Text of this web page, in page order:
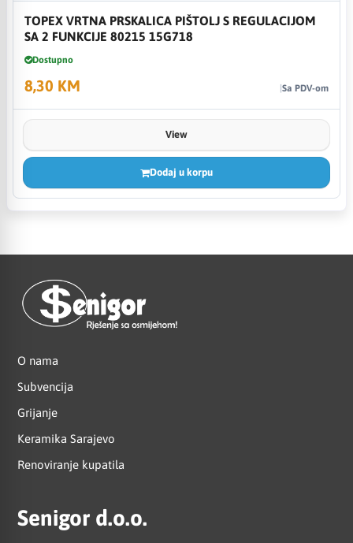
TOPEX VRTNA PRSKALICA PIŠTOLJ S REGULACIJOM
SA 2 FUNKCIJE 80215 15G718
Dostupno
8,30 KM Sa PDV-om
View
Dodaj u korpu
O nama
Subvencija
Grijanje
Keramika Sarajevo
Renoviranje kupatila
Senigor d.o.o.